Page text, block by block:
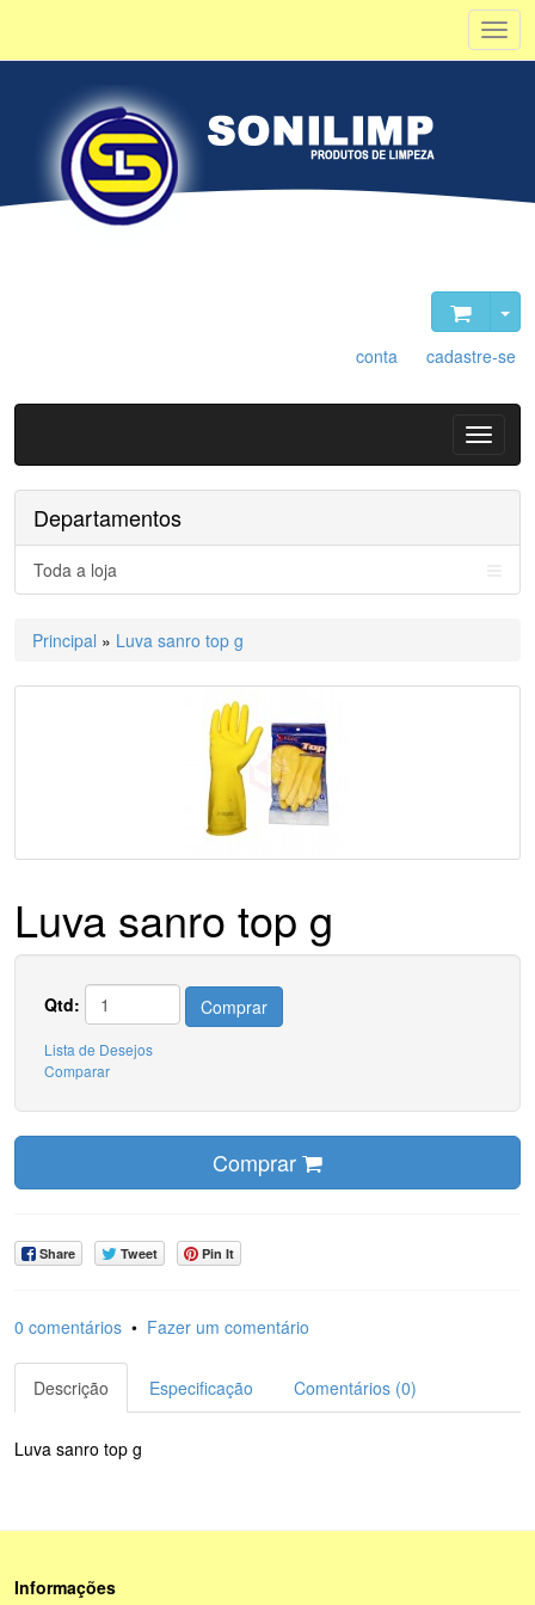
conta cadastre-se
Departamentos
Toda a loja
Principal » Luva sanro top g
Luva sanro top g
Qtd: Comprar
Lista de Desejos
Comparar
Comprar
Share Tweet Pin It
0 comentários • Fazer um comentário
Descrição Especificação Comentários (0)
Luva sanro top g
Informações